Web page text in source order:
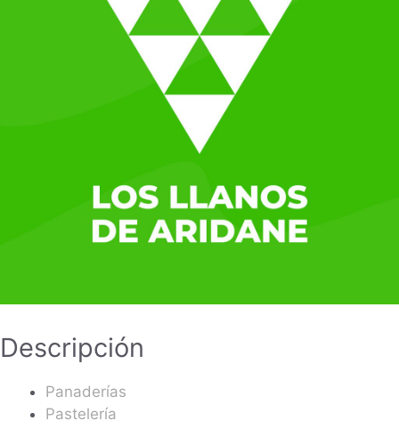
Descripción
Panaderías
Pastelería